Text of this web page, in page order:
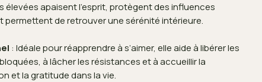
élevées apaisent l’esprit, protègent des influences
permettent de retrouver une sérénité intérieure.
: Idéale pour réapprendre à s’aimer, elle aide à libérer les
à lâcher les résistances et à accueillir la
et la gratitude dans la vie.